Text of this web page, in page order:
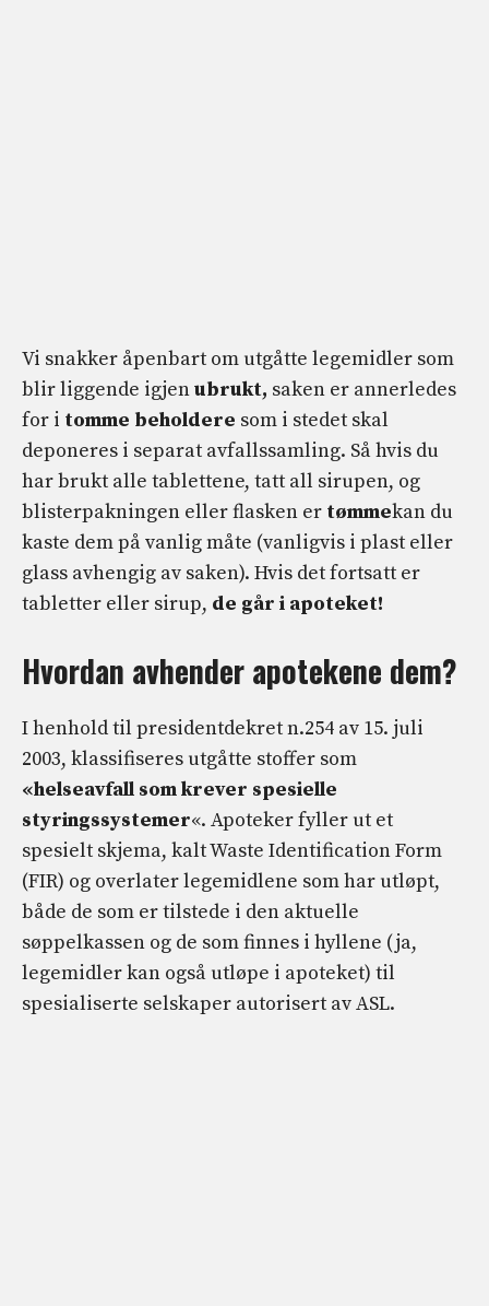
Vi snakker åpenbart om utgåtte legemidler som
blir liggende igjenubrukt, saken er annerledes
for i tomme beholdere som i stedet skal
deponeres i separat avfallssamling. Så hvis du
har brukt alle tablettene, tatt all sirupen, og
blisterpakningen eller flasken er tømmekan du
kaste dem på vanlig måte (vanligvis i plast eller
glass avhengig av saken). Hvis det fortsatt er
tabletter eller sirup, de går i apoteket!
Hvordan avhender apotekene dem?
I henhold til presidentdekret n.254 av 15. juli
2003, klassifiseres utgåtte stoffer som
«helseavfall som krever spesielle
styringssystemer«. Apoteker fyller ut et
spesielt skjema, kalt Waste Identification Form
(FIR) og overlater legemidlene som har utløpt,
både de som er tilstede i den aktuelle
søppelkassen og de som finnes i hyllene (ja,
legemidler kan også utløpe i apoteket) til
spesialiserte selskaper autorisert av ASL.